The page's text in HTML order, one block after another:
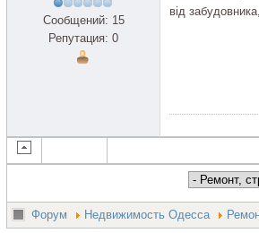
Сообщений: 15
Репутация: 0
від
Форум Недвижимость Одесса